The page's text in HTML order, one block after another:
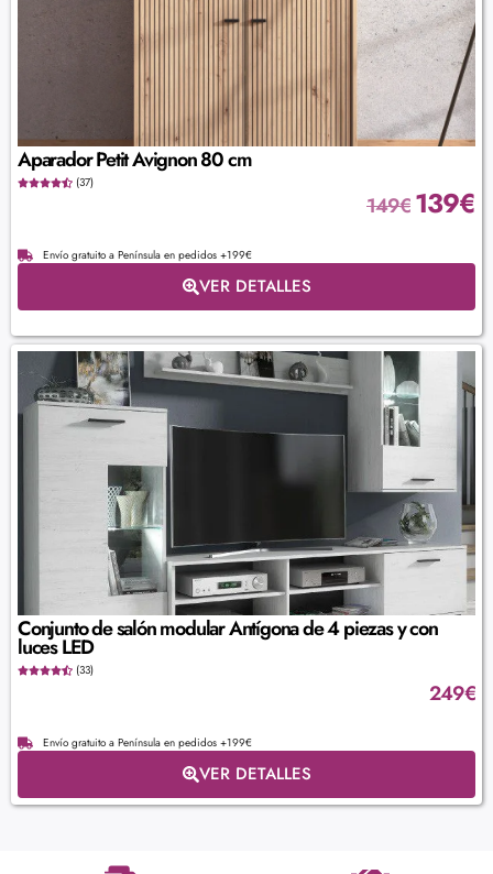
Aparador Petit Avignon 80 cm
(37)
149€139€
Envío gratuito a Península en pedidos +199€
VER DETALLES
Conjunto de salón modular Antígona de 4 piezas y con
luces LED
(33)
249€
Envío gratuito a Península en pedidos +199€
VER DETALLES